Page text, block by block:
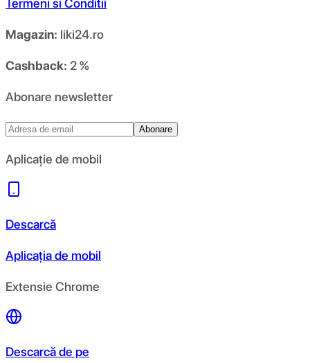
Termeni si Conditii
Magazin: liki24.ro
Cashback: 2 %
Abonare newsletter
Abonare
Aplicație de mobil
Descarcă
Aplicația de mobil
Extensie Chrome
Descarcă de pe